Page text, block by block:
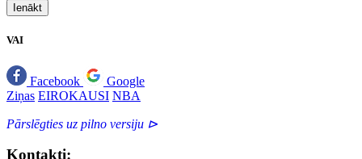
Ienākt
VAI
Facebook
Google
Ziņas EIROKAUSI NBA
Pārslēgties uz pilno versiju ⊳
Kontakti: